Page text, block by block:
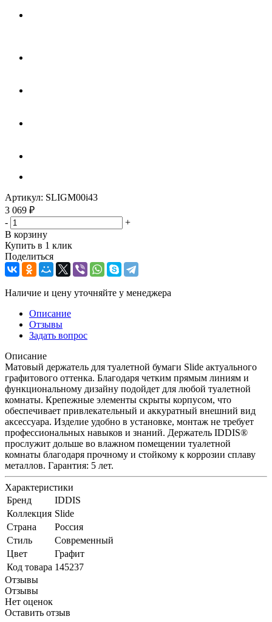
Артикул: SLIGM00i43
3 069 ₽
-
+
В корзину
Купить в 1 клик
Поделиться
Наличие и цену уточняйте у менеджера
Описание
Отзывы
Задать вопрос
Описание
Матовый держатель для туалетной бумаги Slide актуального
графитового оттенка. Благодаря четким прямым линиям и
функциональному дизайну подойдет для любой туалетной
комнаты. Крепежные элементы скрыты корпусом, что
обеспечивает привлекательный и аккуратный внешний вид
аксессуара. Изделие удобно в установке, монтаж не требует
профессиональных навыков и знаний. Держатель IDDIS®
прослужит дольше во влажном помещении туалетной
комнаты благодаря прочному и стойкому к коррозии сплаву
металлов. Гарантия: 5 лет.
Характеристики
Бренд
IDDIS
Коллекция Slide
Страна
Россия
Стиль
Современный
Цвет
Графит
Код товара 145237
Отзывы
Отзывы
Нет оценок
Оставить отзыв